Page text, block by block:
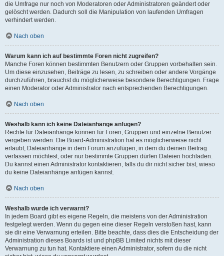
die Umfrage nur noch von Moderatoren oder Administratoren geändert oder
gelöscht werden. Dadurch soll die Manipulation von laufenden Umfragen
verhindert werden.
Nach oben
Warum kann ich auf bestimmte Foren nicht zugreifen?
Manche Foren können bestimmten Benutzern oder Gruppen vorbehalten sein.
Um diese einzusehen, Beiträge zu lesen, zu schreiben oder andere Vorgänge
durchzuführen, brauchst du möglicherweise besondere Berechtigungen. Frage
einen Moderator oder Administrator nach entsprechenden Berechtigungen.
Nach oben
Weshalb kann ich keine Dateianhänge anfügen?
Rechte für Dateianhänge können für Foren, Gruppen und einzelne Benutzer
vergeben werden. Die Board-Administration hat es möglicherweise nicht
erlaubt, Dateianhänge in dem Forum anzufügen, in dem du deinen Beitrag
verfassen möchtest, oder nur bestimmte Gruppen dürfen Dateien hochladen.
Du kannst einen Administrator kontaktieren, falls du dir nicht sicher bist, wieso
du keine Dateianhänge anfügen kannst.
Nach oben
Weshalb wurde ich verwarnt?
In jedem Board gibt es eigene Regeln, die meistens von der Administration
festgelegt werden. Wenn du gegen eine dieser Regeln verstoßen hast, kann
sie dir eine Verwarnung erteilen. Bitte beachte, dass dies die Entscheidung der
Administration dieses Boards ist und phpBB Limited nichts mit dieser
Verwarnung zu tun hat. Kontaktiere einen Administrator, sofern du die nicht